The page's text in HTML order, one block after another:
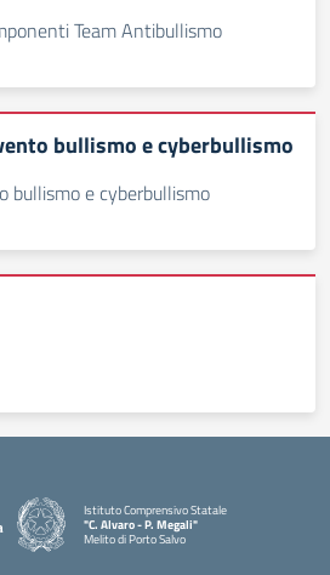
Team Antibullismo
bullismo e cyberbullismo
bullismo e cyberbullismo
Istituto Comprensivo Statale
"C. Alvaro - P. Megali"
Melito di Porto Salvo